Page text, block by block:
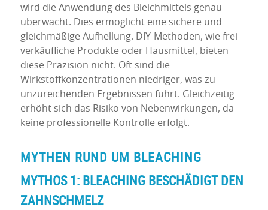
wird die Anwendung des Bleichmittels genau
überwacht. Dies ermöglicht eine sichere und
gleichmäßige Aufhellung. DIY-Methoden, wie frei
verkäufliche Produkte oder Hausmittel, bieten
diese Präzision nicht. Oft sind die
Wirkstoffkonzentrationen niedriger, was zu
unzureichenden Ergebnissen führt. Gleichzeitig
erhöht sich das Risiko von Nebenwirkungen, da
keine professionelle Kontrolle erfolgt.
MYTHEN RUND UM BLEACHING
MYTHOS 1: BLEACHINGBESCHÄDIGT DEN
ZAHNSCHMELZ